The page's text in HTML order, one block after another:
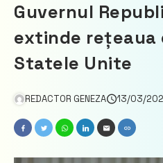
Guvernul
extinde rețeaua
Statele Unite
REDACTOR GENEZA 13/03/